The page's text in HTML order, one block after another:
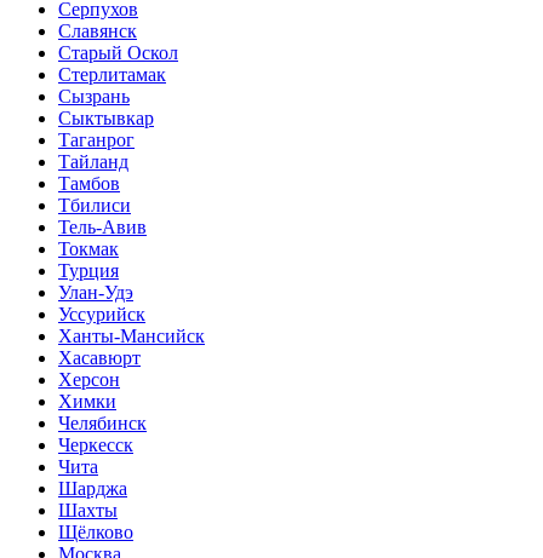
Серпухов
Славянск
Старый Оскол
Стерлитамак
Сызрань
Сыктывкар
Таганрог
Тайланд
Тамбов
Тбилиси
Тель-Авив
Токмак
Турция
Улан-Удэ
Уссурийск
Ханты-Мансийск
Хасавюрт
Херсон
Химки
Челябинск
Черкесск
Чита
Шарджа
Шахты
Щёлково
Москва